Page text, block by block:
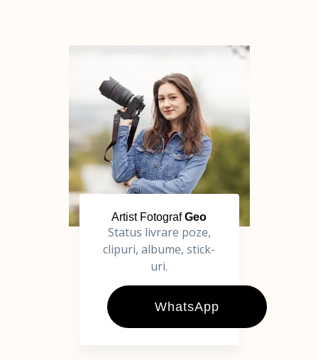
Artist FotografGeo
Status livrare poze,
clipuri, albume, stick-
uri.
WhatsApp